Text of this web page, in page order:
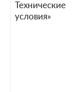
Технические
условия»